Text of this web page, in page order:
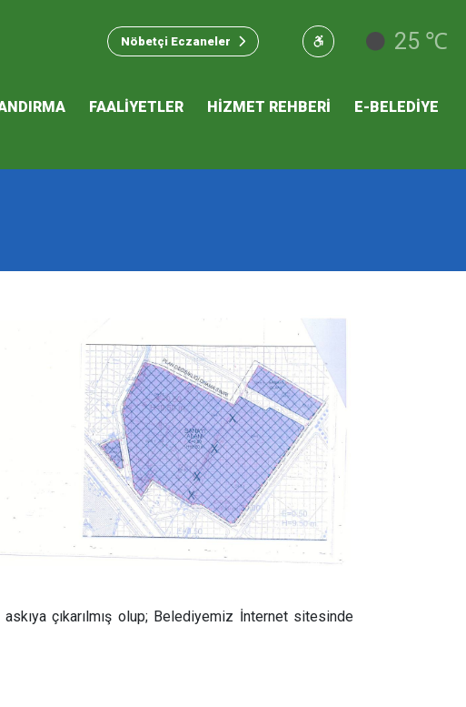
Nöbetçi Eczaneler 25 ℃
Programı
FAALİYETLER HİZMET REHBERİ E-BELEDİYE
çıkarılmış olup; Belediyemiz İnternet sitesinde